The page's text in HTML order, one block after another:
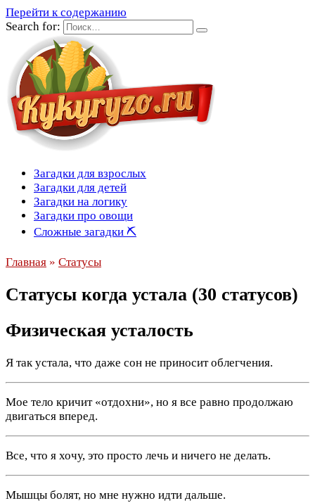
Перейти к содержанию
Search for:
Загадки для взрослых
Загадки для детей
Загадки на логику
Загадки про овощи
Сложные загадки ⛏
Главная » Статусы
Статусы когда устала (30 статусов)
Физическая усталость
Я так устала, что даже сон не приносит облегчения.
Мое тело кричит «отдохни», но я все равно продолжаю
двигаться вперед.
Все, что я хочу, это просто лечь и ничего не делать.
Мышцы болят, но мне нужно идти дальше.